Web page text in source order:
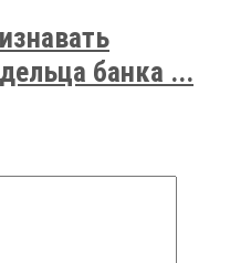
банка ...